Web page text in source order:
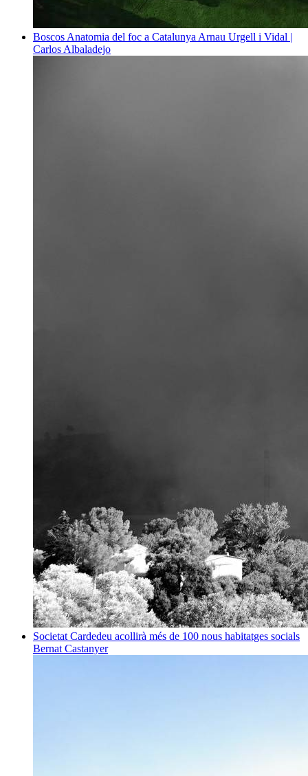
Boscos Anatomia del foc a Catalunya Arnau Urgell i Vidal |
Carlos Albaladejo
Societat Cardedeu acollirà més de 100 nous habitatges socials
Bernat Castanyer